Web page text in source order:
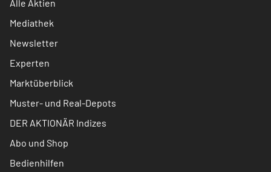
Alle Aktien
Mediathek
Newsletter
Experten
Marktüberblick
Muster- und Real-Depots
DER AKTIONÄR Indizes
Abo und Shop
Bedienhilfen